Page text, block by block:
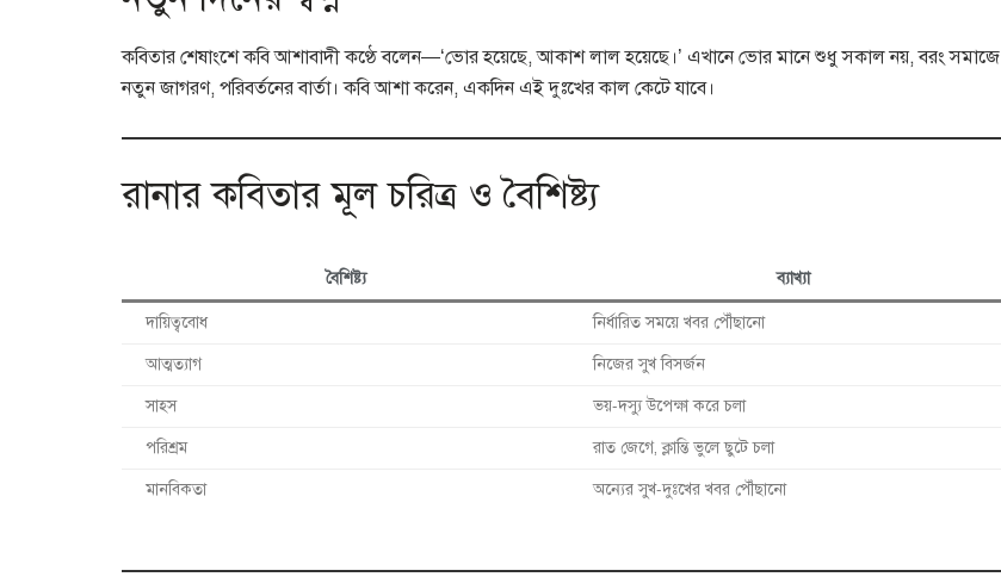
কবিতার শেষাংশে কবি আশাবাদী কণ্ঠে বলেন—‘ভোর হয়েছে, আকাশ লাল হয়েছে।’ এখানে ভোর মানে শুধু সকাল নয়, বরং সমাজে
নতুন জাগরণ, পরিবর্তনের বার্তা। কবি আশা করেন, একদিন এই দুঃখের কাল কেটে যাবে।
রানার কবিতার মূল চরিত্র ও বৈশিষ্ট্য
বৈশিষ্ট্য ব্যাখ্যা
দায়িত্ববোধ নির্ধারিত সময়ে খবর পৌঁছানো
আত্মত্যাগ নিজের সুখ বিসর্জন
সাহস ভয়-দস্যু উপেক্ষা করে চলা
পরিশ্রম রাত জেগে, ক্লান্তি ভুলে ছুটে চলা
মানবিকতা অন্যের সুখ-দুঃখের খবর পৌঁছানো